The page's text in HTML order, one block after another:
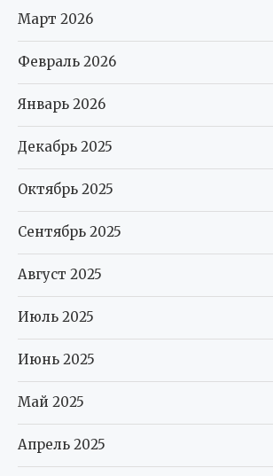
Март 2026
Февраль 2026
Январь 2026
Декабрь 2025
Октябрь 2025
Сентябрь 2025
Август 2025
Июль 2025
Июнь 2025
Май 2025
Апрель 2025